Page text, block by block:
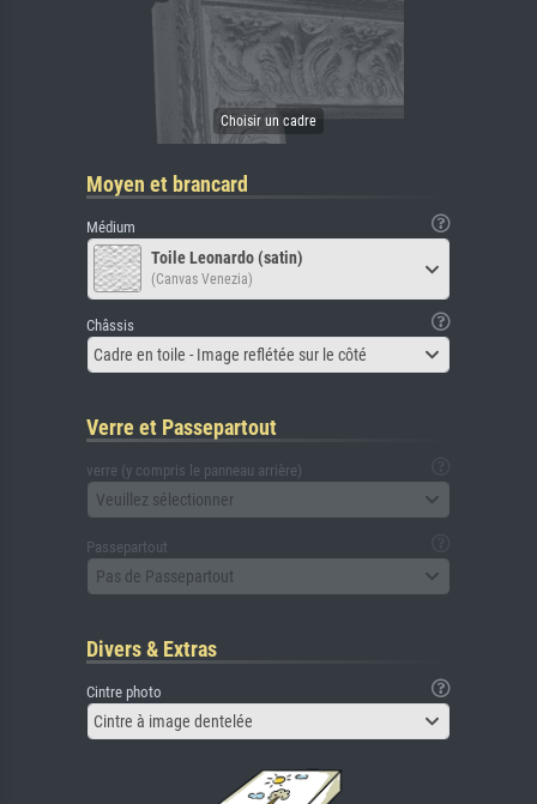
Moyen et brancard
Médium
Toile Leonardo (satin)
(Canvas Venezia)
Châssis
Cadre en toile - Image reflétée sur le côté
Verre et Passepartout
verre (y compris le panneau arrière)
Veuillez sélectionner
Passepartout
Pas de Passepartout
Divers & Extras
Cintre photo
Cintre à image dentelée